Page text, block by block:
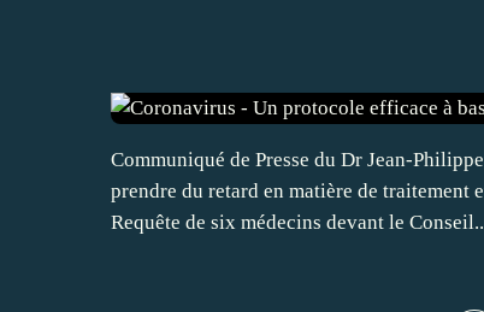
Communiqué de Presse du Dr Jean-
prendre du retard en matière de traitement
Requête de six médecins devant le